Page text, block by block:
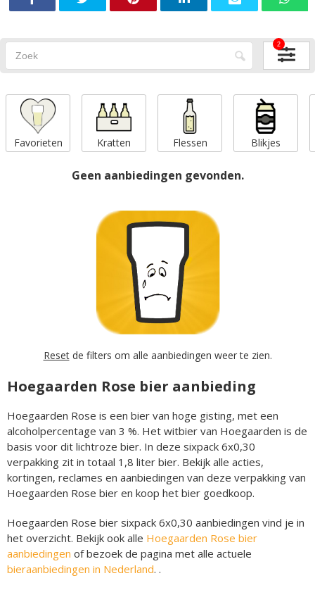
2
Favorieten Kratten Flessen Blikjes
Geen aanbiedingen gevonden.
Resetde filters om alle aanbiedingen weer te zien.
Hoegaarden Rose bier aanbieding
Hoegaarden Rose is een bier van hoge gisting, met een
alcoholpercentage van 3 %. Het witbier van Hoegaarden is de
basis voor dit lichtroze bier. In deze sixpack 6x0,30
verpakking zit in totaal 1,8 liter bier. Bekijk alle acties,
kortingen, reclames en aanbiedingen van deze verpakking van
Hoegaarden Rose bier en koop het bier goedkoop.
Hoegaarden Rose bier sixpack 6x0,30 aanbiedingen vind je in
het overzicht. Bekijk ook alle Hoegaarden Rose bier
aanbiedingen of bezoek de pagina met alle actuele
bieraanbiedingen in Nederland. .